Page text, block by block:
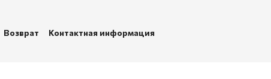
Возврат
Контактная информация